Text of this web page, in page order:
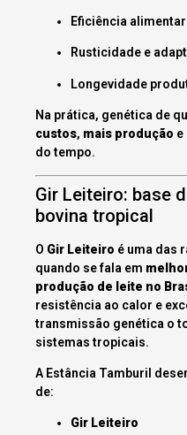
Eficiência alimentar
Rusticidade e
Longevidade
Na prática, genética de
custos, mais produção e
do tempo.
Gir Leiteiro: base
bovina tropical
O Gir Leiteiro é uma das
quando se fala em
produção de leite no
resistência ao calor e
transmissão genética o
sistemas tropicais.
A Estância Tamburil
de:
Gir Leiteiro